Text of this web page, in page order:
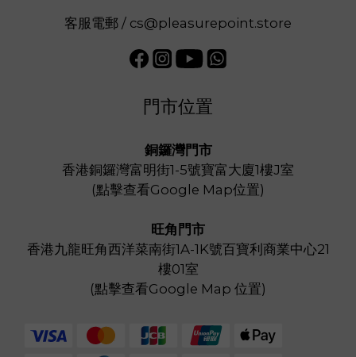
客服電郵 / cs@pleasurepoint.store
門市位置
銅鑼灣門市
香港銅鑼灣富明街1-5號寶富大廈1樓J室
(點擊查看Google Map位置)
旺角門市
香港九龍旺角西洋菜南街1A-1K號百寶利商業中心21
樓01室
(點擊查看Google Map 位置)